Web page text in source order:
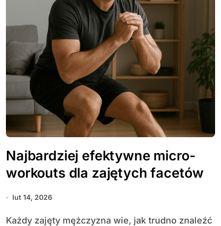
Najbardziej efektywne micro-
workouts dla zajętych facetów
lut 14, 2026
Każdy zajęty mężczyzna wie, jak trudno znaleźć